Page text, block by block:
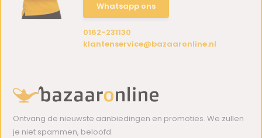
Whatsapp ons
0162-231130
klantenservice@bazaaronline.nl
Ontvang de nieuwste aanbiedingen en promoties. We zullen
je niet spammen, beloofd.